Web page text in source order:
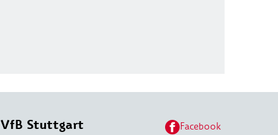
VfB Stuttgart
Facebook